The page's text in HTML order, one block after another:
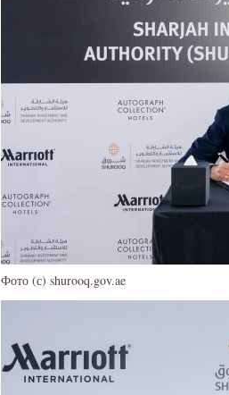
Фото (с) shurooq.gov.ae